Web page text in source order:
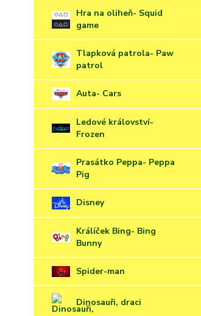
Hra na oliheň- Squid
game
Tlapková patrola- Paw
patrol
Auta- Cars
Ledové království-
Frozen
Prasátko Peppa- Peppa
Pig
Disney
Králíček Bing- Bing
Bunny
Spider-man
Dinosauři, draci